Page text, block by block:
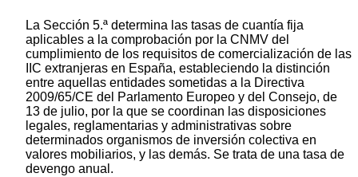
La Sección 5.ª determina las tasas de cuantía fija
aplicables a la comprobación por la CNMV del
cumplimiento de los requisitos de comercialización de las
IIC extranjeras en España, estableciendo la distinción
entre aquellas entidades sometidas a la Directiva
2009/65/CE del Parlamento Europeo y del Consejo, de
13 de julio, por la que se coordinan las disposiciones
legales, reglamentarias y administrativas sobre
determinados organismos de inversión colectiva en
valores mobiliarios, y las demás. Se trata de una tasa de
devengo anual.